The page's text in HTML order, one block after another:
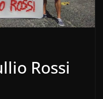
Rossi